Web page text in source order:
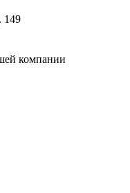
149
компании